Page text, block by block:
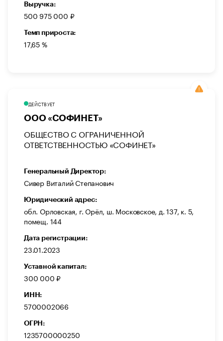
Выручка:
500 975 000 ₽
Темп прироста:
17,65 %
ДЕЙСТВУЕТ
ООО «СОФИНЕТ»
ОБЩЕСТВО С ОГРАНИЧЕННОЙ
ОТВЕТСТВЕННОСТЬЮ «СОФИНЕТ»
Генеральный Директор:
Сивер Виталий Степанович
Юридический адрес:
обл. Орловская, г. Орёл, ш. Московское, д. 137, к. 5,
помещ. 144
Дата регистрации:
23.01.2023
Уставной капитал:
300 000 ₽
ИНН:
5700002066
ОГРН:
1235700000250